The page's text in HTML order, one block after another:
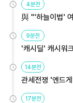
4분전
與 "'하늘이법'
9분전
'캐시딜' 캐시워
14분전
관세전쟁 '엔드
용해야
17분전